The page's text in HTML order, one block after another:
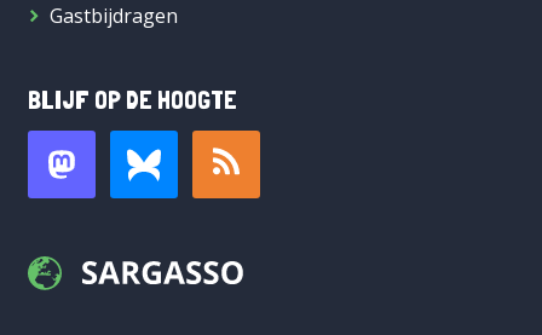
Gastbijdragen
BLIJF OP DE HOOGTE